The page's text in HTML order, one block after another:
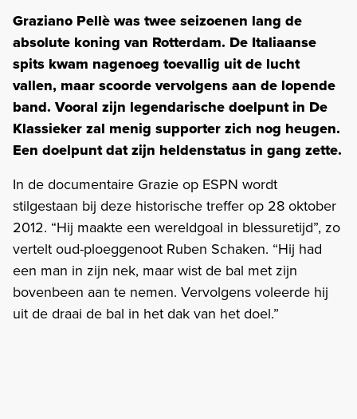
Graziano Pellè was twee seizoenen lang de
absolute koning van Rotterdam. De Italiaanse
spits kwam nagenoeg toevallig uit de lucht
vallen, maar scoorde vervolgens aan de lopende
band. Vooral zijn legendarische doelpunt in De
Klassieker zal menig supporter zich nog heugen.
Een doelpunt dat zijn heldenstatus in gang zette.
In de documentaire Grazie op ESPN wordt
stilgestaan bij deze historische treffer op 28 oktober
2012. “Hij maakte een wereldgoal in blessuretijd”, zo
vertelt oud-ploeggenoot Ruben Schaken. “Hij had
een man in zijn nek, maar wist de bal met zijn
bovenbeen aan te nemen. Vervolgens voleerde hij
uit de draai de bal in het dak van het doel.”